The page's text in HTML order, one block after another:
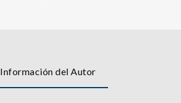
Información del Autor